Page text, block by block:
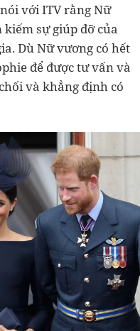
với ITV rằng Nữ
sự giúp đỡ của
Dù Nữ vương có hết
để được tư vấn và
và khẳng định có